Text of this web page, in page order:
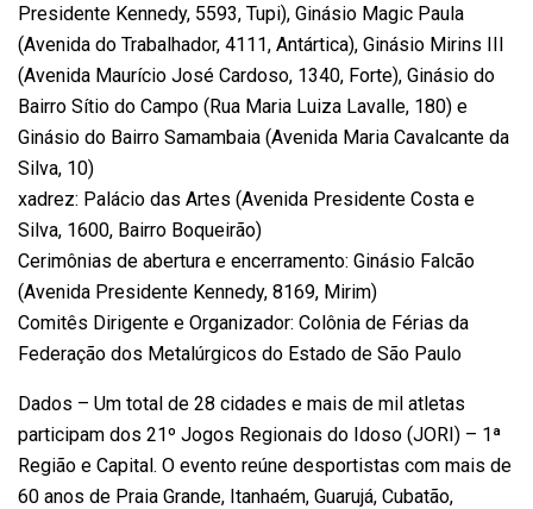
Presidente Kennedy, 5593, Tupi), Ginásio Magic Paula
(Avenida do Trabalhador, 4111, Antártica), Ginásio Mirins III
(Avenida Maurício José Cardoso, 1340, Forte), Ginásio do
Bairro Sítio do Campo (Rua Maria Luiza Lavalle, 180) e
Ginásio do Bairro Samambaia (Avenida Maria Cavalcante da
Silva, 10)
xadrez: Palácio das Artes (Avenida Presidente Costa e
Silva, 1600, Bairro Boqueirão)
Cerimônias de abertura e encerramento: Ginásio Falcão
(Avenida Presidente Kennedy, 8169, Mirim)
Comitês Dirigente e Organizador: Colônia de Férias da
Federação dos Metalúrgicos do Estado de São Paulo
Dados – Um total de 28 cidades e mais de mil atletas
participam dos 21º Jogos Regionais do Idoso (JORI) – 1ª
Região e Capital. O evento reúne desportistas com mais de
60 anos de Praia Grande, Itanhaém, Guarujá, Cubatão,